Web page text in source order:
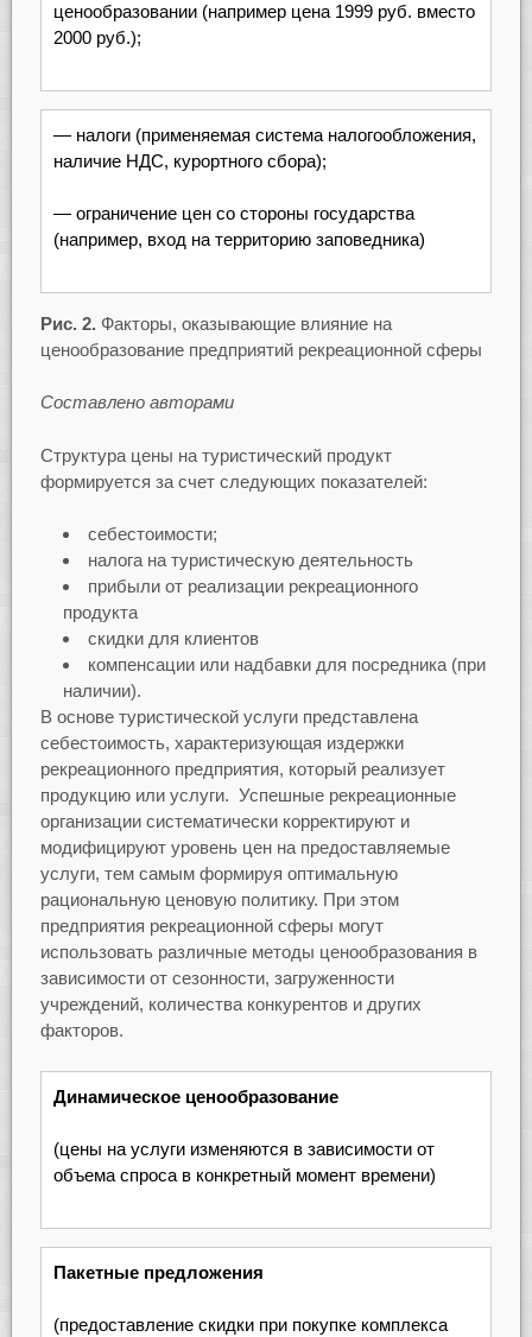
ценообразовании (например цена 1999 руб. вместо
2000 руб.);
— налоги (применяемая система налогообложения,
наличие НДС, курортного сбора);
— ограничение цен со стороны государства
(например, вход на территорию заповедника)
Рис. 2.Факторы, оказывающие влияние на
ценообразование предприятий рекреационной сферы
Составлено авторами
Структура цены на туристический продукт
формируется за счет следующих показателей:
себестоимости;
налога на туристическую деятельность
прибыли от реализации рекреационного
продукта
скидки для клиентов
компенсации или надбавки для посредника (при
наличии).
В основе туристической услуги представлена
себестоимость, характеризующая издержки
рекреационного предприятия, который реализует
продукцию или услуги. Успешные рекреационные
организации систематически корректируют и
модифицируют уровень цен на предоставляемые
услуги, тем самым формируя оптимальную
рациональную ценовую политику. При этом
предприятия рекреационной сферы могут
использовать различные методы ценообразования в
зависимости от сезонности, загруженности
учреждений, количества конкурентов и других
факторов.
Динамическое ценообразование
(цены на услуги изменяются в зависимости от
объема спроса в конкретный момент времени)
Пакетные предложения
(предоставление скидки при покупке комплекса